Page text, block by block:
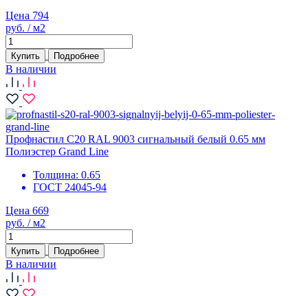
Цена 794
руб. / м2
Купить Подробнее
В наличии
Профнастил С20 RAL 9003 сигнальный белый 0.65 мм
Полиэстер Grand Line
Толщина: 0.65
ГОСТ 24045-94
Цена 669
руб. / м2
Купить Подробнее
В наличии